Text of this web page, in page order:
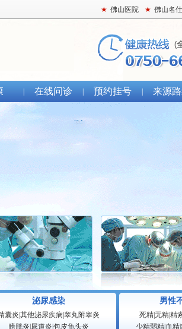
★ 佛山医院 ★ 佛山名
在线问诊 预约挂号 来源
泌尿感染
囊炎 其他泌尿疾病睾丸附睾炎
膀胱炎 尿道炎 包皮龟头炎
男性
死精|无精|精
少精弱精| 血精|